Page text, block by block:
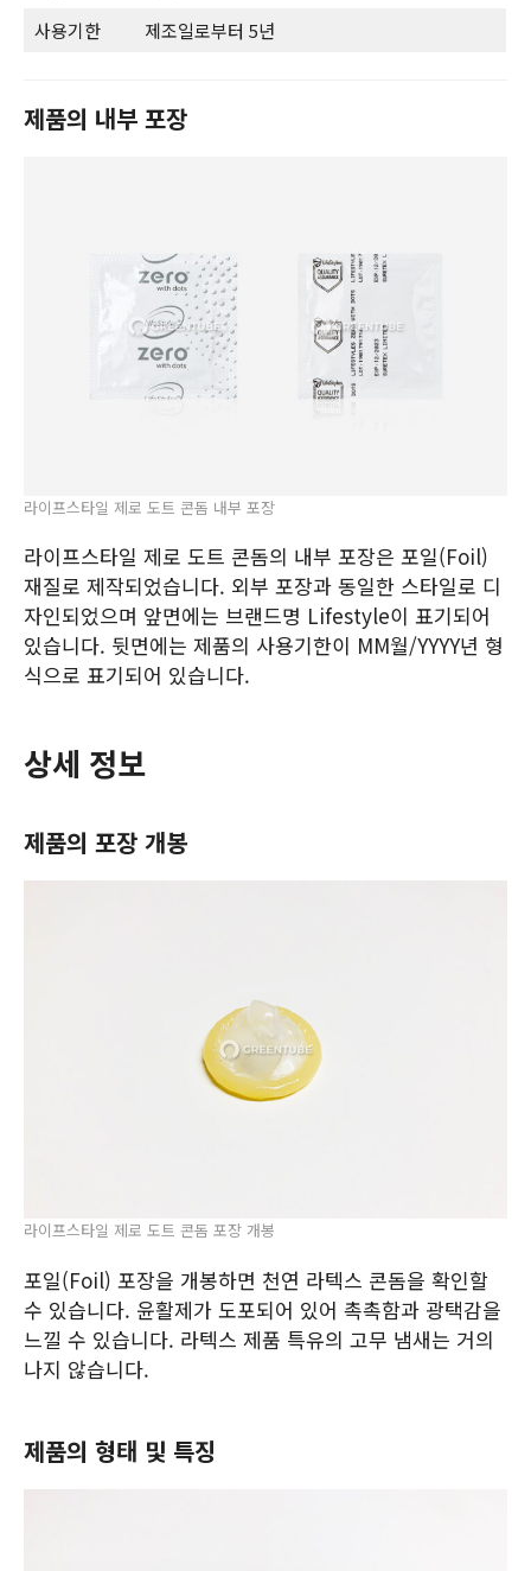
사용기한
제조일로부터 5년
제품의 내부 포장
라이프스타일 제로 도트 콘돔 내부 포장
라이프스타일 제로 도트 콘돔의 내부 포장은 포일(Foil)
재질로 제작되었습니다. 외부 포장과 동일한 스타일로 디
자인되었으며 앞면에는 브랜드명 Lifestyle이 표기되어
있습니다. 뒷면에는 제품의 사용기한이 MM월/YYYY년 형
식으로 표기되어 있습니다.
상세 정보
제품의 포장 개봉
라이프스타일 제로 도트 콘돔 포장 개봉
포일(Foil) 포장을 개봉하면 천연 라텍스 콘돔을 확인할
수 있습니다. 윤활제가 도포되어 있어 촉촉함과 광택감을
느낄 수 있습니다. 라텍스 제품 특유의 고무 냄새는 거의
나지 않습니다.
제품의 형태 및 특징